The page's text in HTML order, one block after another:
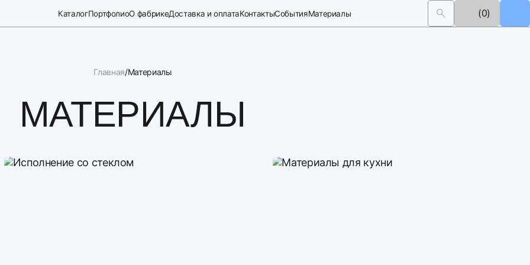
КаталогПортфолиоО фабрикеДоставка и оплатаКонтактыСобытияМатериалы (0)
Главная Материалы
МАТЕРИАЛЫ